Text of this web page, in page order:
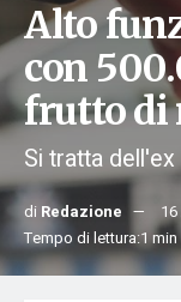
Alto
con
frutto di
Si tratta
di Redazione
Tempo di lettura:1